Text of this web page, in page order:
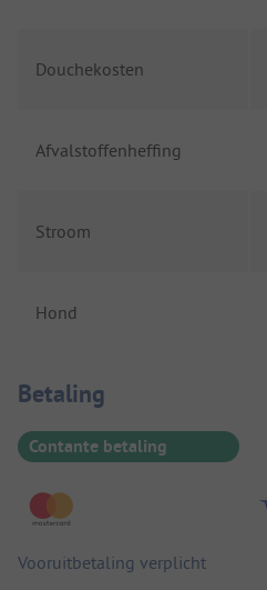
Douchekosten
Afvalstoffenheffing
Stroom
Hond
Betaalinformatie
Betaling
Contante betaling
Vooruitbetaling verplicht